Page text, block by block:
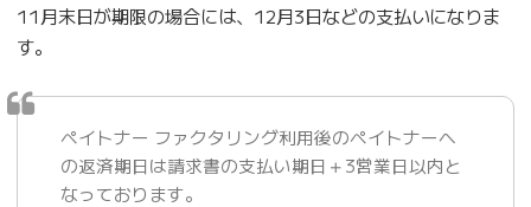
11月末日が期限の場合には、12月3日などの支払いになりま
す。
ペイトナー ファクタリング利用後のペイトナーへ
の返済期日は請求書の支払い期日＋3営業日以内と
なっております。